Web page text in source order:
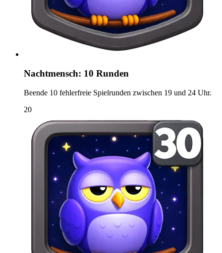
Nachtmensch: 10 Runden
Beende 10 fehlerfreie Spielrunden zwischen 19 und 24 Uhr.
20